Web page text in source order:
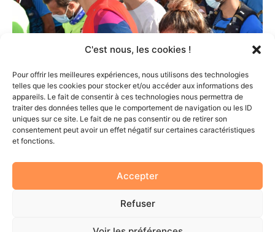
C'est nous, les cookies !
Pour offrir les meilleures expériences, nous utilisons des technologies
telles que les cookies pour stocker et/ou accéder aux informations des
appareils. Le fait de consentir à ces technologies nous permettra de
traiter des données telles que le comportement de navigation ou les ID
uniques sur ce site. Le fait de ne pas consentir ou de retirer son
consentement peut avoir un effet négatif sur certaines caractéristiques
et fonctions.
Accepter
Refuser